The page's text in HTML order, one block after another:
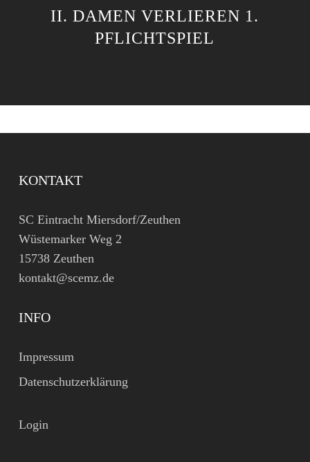
II. DAMEN VERLIEREN 1.
PFLICHTSPIEL
KONTAKT
SC Eintracht Miersdorf/Zeuthen
Wüstemarker Weg 2
15738 Zeuthen
kontakt@scemz.de
INFO
Impressum
Datenschutzerklärung
Login